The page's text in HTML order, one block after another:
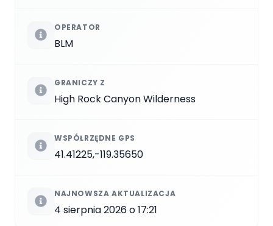
OPERATOR
BLM
GRANICZY Z
High Rock Canyon Wilderness
WSPÓŁRZĘDNE GPS
41.41225,-119.35650
NAJNOWSZA AKTUALIZACJA
4 sierpnia 2026 o 17:21